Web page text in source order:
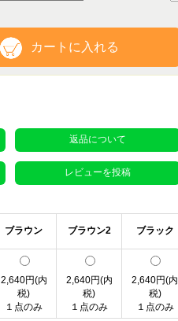
カートに入れる
返品について
レビューを投稿
ブラウン ブラウン2 ブラック
2,640円(内
税)
１点のみ
2,640円(内
税)
１点のみ
2,640円(内
税)
１点のみ